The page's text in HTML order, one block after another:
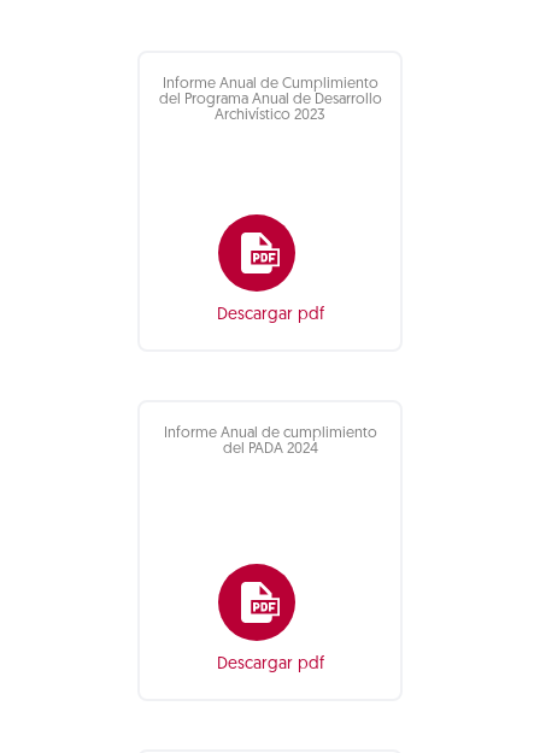
Informe Anual de Cumplimiento
del Programa Anual de Desarrollo
Archivístico 2023
Descargar pdf
Informe Anual de cumplimiento
del PADA 2024
Descargar pdf